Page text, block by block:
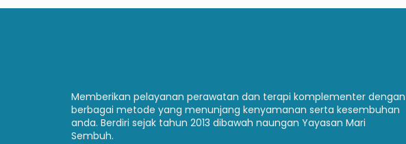
Memberikan pelayanan perawatan dan terapi komplementer dengan
berbagai metode yang menunjang kenyamanan serta kesembuhan
anda. Berdiri sejak tahun 2013 dibawah naungan Yayasan Mari
Sembuh.